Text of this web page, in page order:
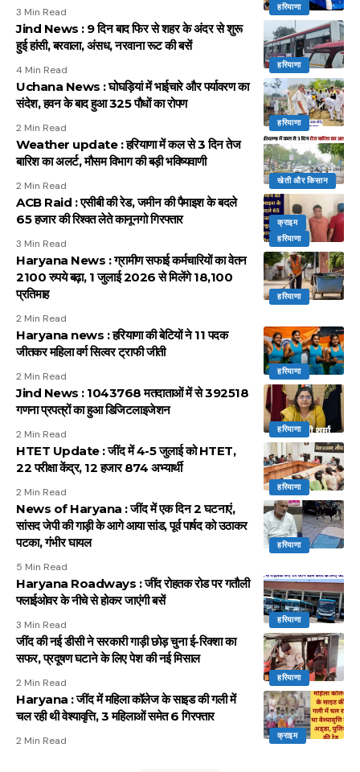
हरियाणा
3 Min Read
हरियाणा
Jind News : 9 दिन बाद फिर से शहर के अंदर से शुरू
हुई हांसी, बरवाला, अंसध, नरवाना रूट की बसें
4 Min Read
हरियाणा
Uchana News : घोघड़ियां में भाईचारे और पर्यावरण का
संदेश, हवन के बाद हुआ 325 पौधों का रोपण
2 Min Read
खेती और किसान
Weather update : हरियाणा में कल से 3 दिन तेज
बारिश का अलर्ट, मौसम विभाग की बड़ी भविष्यवाणी
2 Min Read
क्राइम
हरियाणा
ACB Raid : एसीबी की रेड, जमीन की पैमाइश के बदले
65 हजार की रिश्वत लेते कानूनगो गिरफ्तार
3 Min Read
हरियाणा
Haryana News : ग्रामीण सफाई कर्मचारियों का वेतन
2100 रुपये बढ़ा, 1 जुलाई 2026 से मिलेंगे 18,100
प्रतिमाह
2 Min Read
हरियाणा
Haryana news : हरियाणा की बेटियों ने 11 पदक
जीतकर महिला वर्ग सिल्वर ट्राफी जीती
2 Min Read
हरियाणा
Jind News : 1043768 मतदाताओं में से 392518
गणना प्रपत्रों का हुआ डिजिटलाइजेशन
2 Min Read
हरियाणा
HTET Update : जींद में 4-5 जुलाई को HTET,
22 परीक्षा केंद्र, 12 हजार 874 अभ्यार्थी
2 Min Read
हरियाणा
News of Haryana : जींद में एक दिन 2 घटनाएं,
सांसद जेपी की गाड़ी के आगे आया सांड, पूर्व पार्षद को उठाकर
पटका, गंभीर घायल
5 Min Read
हरियाणा
Haryana Roadways : जींद रोहतक रोड पर गतौली
फ्लाईओवर के नीचे से होकर जाएंगी बसें
3 Min Read
हरियाणा
जींद की नई डीसी ने सरकारी गाड़ी छोड़ चुना ई-रिक्शा का
सफर, प्रदूषण घटाने के लिए पेश की नई मिसाल
2 Min Read
क्राइम
Haryana : जींद में महिला कॉलेज के साइड की गली में
चल रही थी वेश्यावृत्ति, 3 महिलाओं समेत 6 गिरफ्तार
2 Min Read